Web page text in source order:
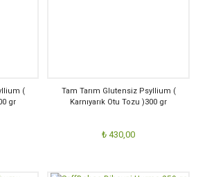
(
gr
Tam Tarım Glutensiz Psyllium (
Karnıyarık Otu Tozu )300 gr
₺ 430,00